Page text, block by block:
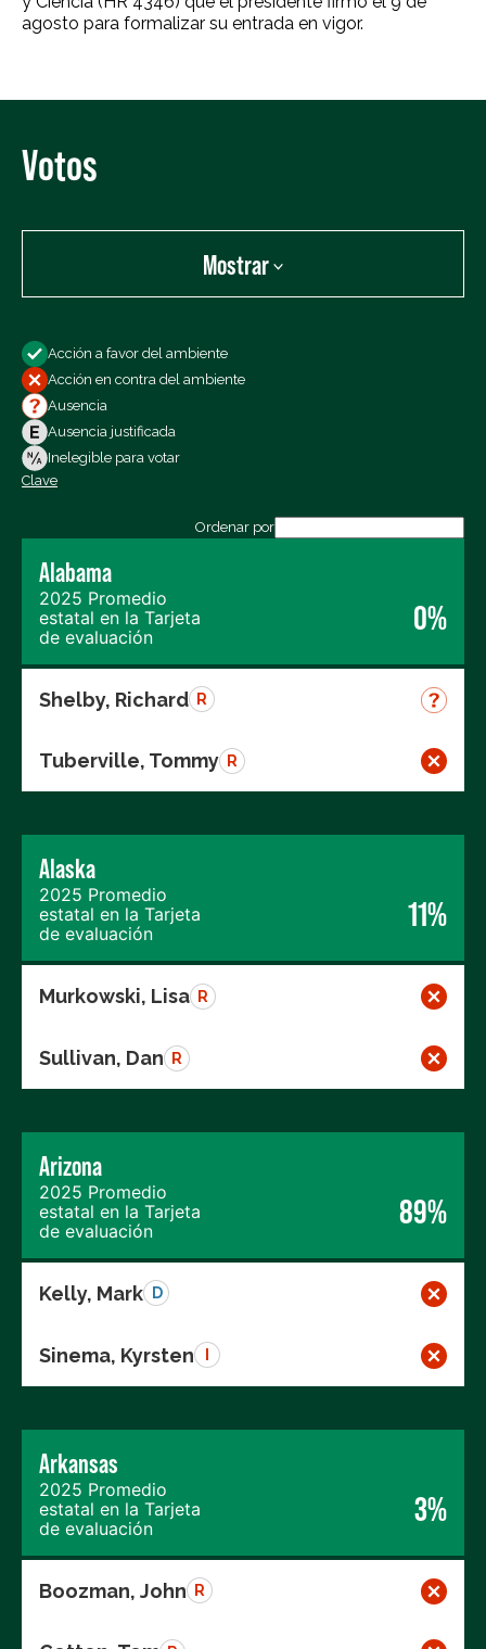
agosto para formalizar su entrada en vigor.
Votos
Mostrar
Todos los votos
Votos a favor
Votos en contra
Ausencias
Exportar los datos (CSV)
Acción a favor del ambiente
Acción en contra del ambiente
Ausencia
Ausencia justificada
Inelegible para votar
Clave
Ordenar por
Alabama
2025 Promedio
estatal en la Tarjeta
de evaluación
0%
Shelby, Richard R
Tuberville, Tommy R
Alaska
2025 Promedio
estatal en la Tarjeta
de evaluación
11%
Murkowski, Lisa R
Sullivan, Dan R
Arizona
2025 Promedio
estatal en la Tarjeta
de evaluación
89%
Kelly, Mark D
Sinema, Kyrsten
Arkansas
2025 Promedio
estatal en la Tarjeta
de evaluación
3%
Boozman, John R